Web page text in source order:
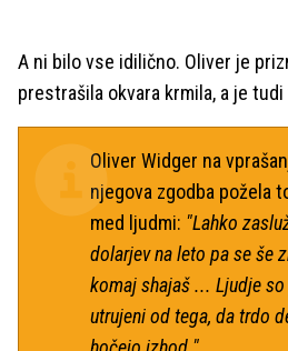
A ni bilo vse idilično. Oliver je
prestrašila okvara krmila, a je
Oliver Widger na
njegova zgodba požela
med ljudmi: "Lahko
dolarjev na leto pa se še
komaj shajaš ... Ljudje
utrujeni od tega, da trdo